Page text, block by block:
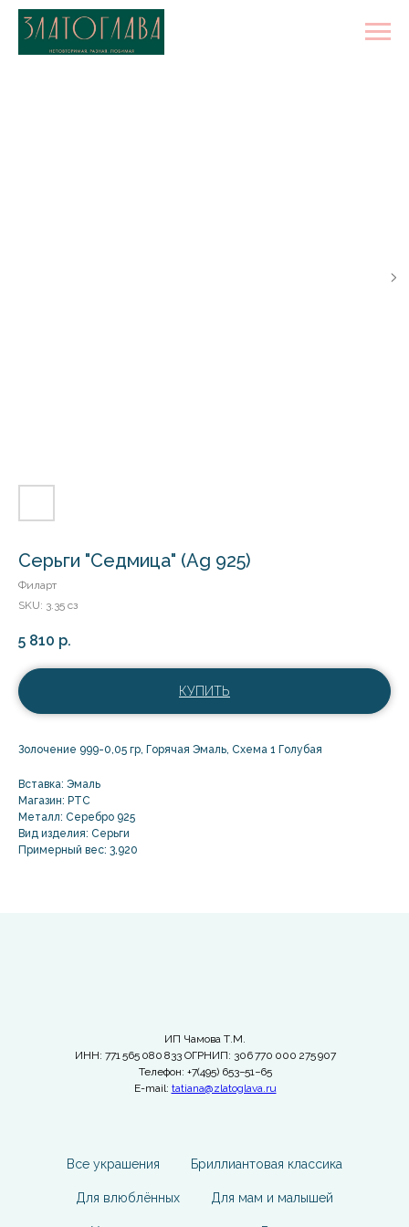
Серьги "Седмица" (Ag 925)
Филарт
SKU: 3.35 сз
5 810 р.
КУПИТЬ
Золочение 999-0,05 гр, Горячая Эмаль, Схема 1 Голубая
Вставка: Эмаль
Магазин: РТС
Металл: Серебро 925
Вид изделия: Серьги
Примерный вес: 3,920
ИП Чамова Т.М.
ИНН: 771 565 080 833 ОГРНИП: 306 770 000 275 907
Телефон: +7(495) 653−51−65
E-mail: tatiana@zlatoglava.ru
Все украшения Бриллиантовая классика
Для влюблённых Для мам и малышей